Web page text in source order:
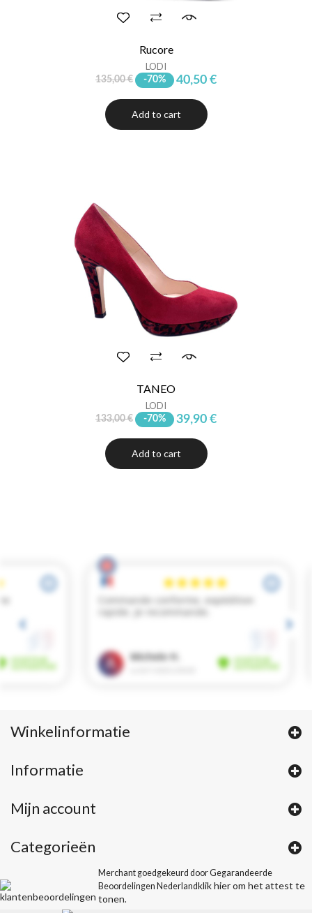
Rucore
LODI
135,00 € -70% 40,50 €
Add to cart
TANEO
LODI
133,00 € -70% 39,90 €
Add to cart
Winkelinformatie
Informatie
Mijn account
Categorieën
Merchant goedgekeurd door Gegarandeerde
Beoordelingen Nederlandklik hier om het attest te
tonen.